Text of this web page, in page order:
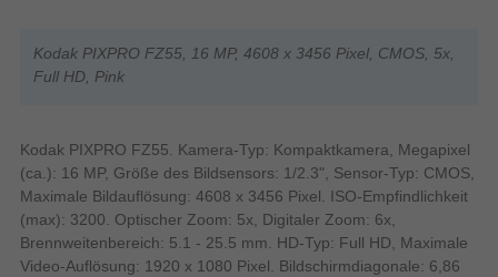
Kodak PIXPRO FZ55, 16 MP, 4608 x 3456 Pixel, CMOS, 5x,
Full HD, Pink
Kodak PIXPRO FZ55. Kamera-Typ: Kompaktkamera, Megapixel
(ca.): 16 MP, Größe des Bildsensors: 1/2.3", Sensor-Typ: CMOS,
Maximale Bildauflösung: 4608 x 3456 Pixel. ISO-Empfindlichkeit
(max): 3200. Optischer Zoom: 5x, Digitaler Zoom: 6x,
Brennweitenbereich: 5.1 - 25.5 mm. HD-Typ: Full HD, Maximale
Video-Auflösung: 1920 x 1080 Pixel. Bildschirmdiagonale: 6,86